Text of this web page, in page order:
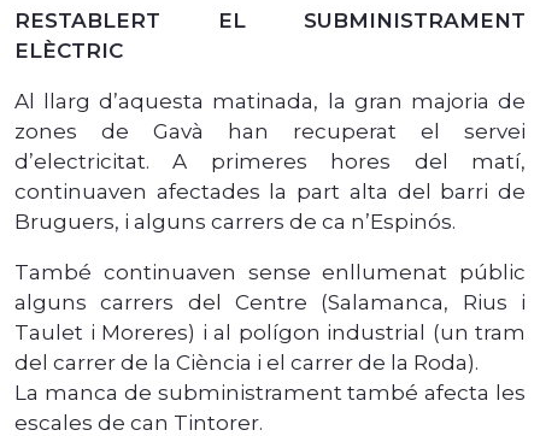
RESTABLERT EL SUBMINISTRAMENT
ELÈCTRIC
Al llarg d’aquesta matinada, la gran majoria de
zones de Gavà han recuperat el servei
d’electricitat. A primeres hores del matí,
continuaven afectades la part alta del barri de
Bruguers, i alguns carrers de ca n’Espinós.
També continuaven sense enllumenat públic
alguns carrers del Centre (Salamanca, Rius i
Taulet i Moreres) i al polígon industrial (un tram
del carrer de la Ciència i el carrer de la Roda).
La manca de subministrament també afecta les
escales de can Tintorer.